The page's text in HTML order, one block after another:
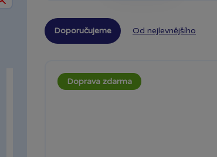
Doporučujeme Od nejlevnějšího
Doprava zdarma